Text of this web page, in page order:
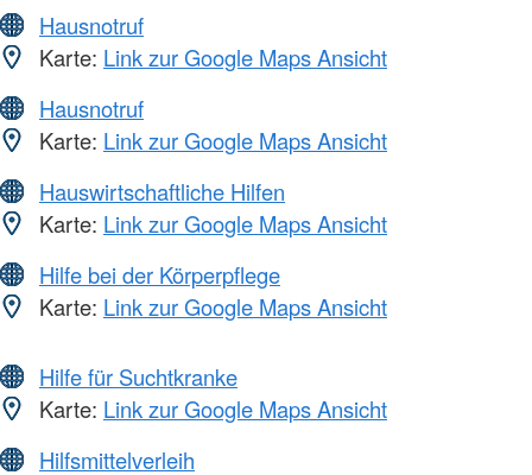
Hausnotruf
Karte: Link zur Google Maps Ansicht
Hausnotruf
Karte: Link zur Google Maps Ansicht
Hauswirtschaftliche Hilfen
Karte: Link zur Google Maps Ansicht
Hilfe bei der Körperpflege
Karte: Link zur Google Maps Ansicht
Hilfe für Suchtkranke
Karte: Link zur Google Maps Ansicht
Hilfsmittelverleih